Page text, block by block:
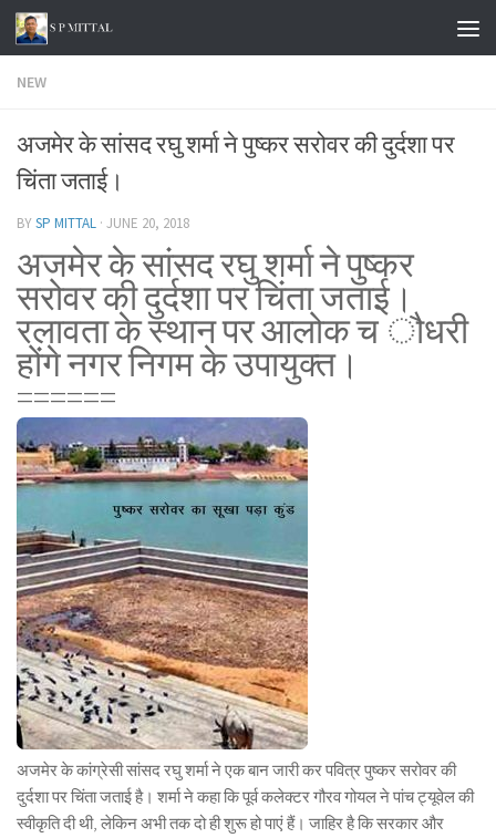
Skip to content
NEW
अजमेर के सांसद रघु शर्मा ने पुष्कर सरोवर की दुर्दशा पर
चिंता जताई।
BYSP MITTAL · JUNE 20, 2018
अजमेर के सांसद रघु शर्मा ने पुष्कर
सरोवर की दुर्दशा पर चिंता जताई।
रलावता के स्थान पर आलोक च ौधरी
होंगे नगर निगम के उपायुक्त।
======
अजमेर के कांग्रेसी सांसद रघु शर्मा ने एक बान जारी कर पवित्र पुष्कर सरोवर की
दुर्दशा पर चिंता जताई है। शर्मा ने कहा कि पूर्व कलेक्टर गौरव गोयल ने पांच ट्यूवेल की
स्वीकृति दी थी, लेकिन अभी तक दो ही शुरू हो पाएं हैं। जाहिर है कि सरकार और